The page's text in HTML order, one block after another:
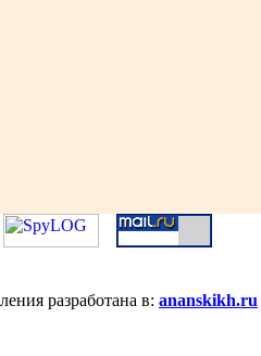
разработана в: ananskikh.ru